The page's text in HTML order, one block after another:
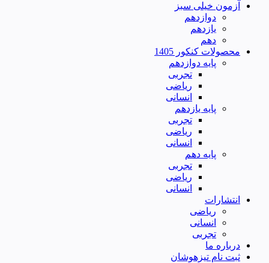
آزمون خیلی سبز
دوازدهم
یازدهم
دهم
محصولات کنکور 1405
پایه دوازدهم
تجربی
ریاضی
انسانی
پایه یازدهم
تجربی
ریاضی
انسانی
پایه دهم
تجربی
ریاضی
انسانی
انتشارات
ریاضی
انسانی
تجربی
درباره ما
ثبت نام تیزهوشان